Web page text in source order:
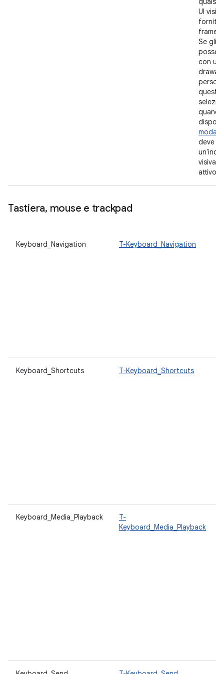
UI
fornito
Se gli
con
questa
deve
visiva
attivo.
Tastiera, mouse e trackpad
Keyboard_Navigation T-Keyboard_Navigation
Keyboard_Shortcuts T-Keyboard_Shortcuts
Keyboard_Media_Playback
T-
Keyboard_Media_Playback